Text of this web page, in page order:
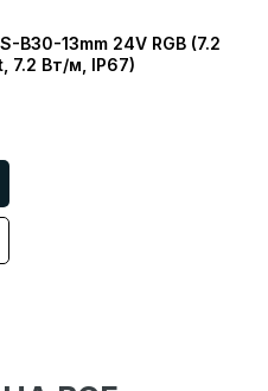
B30-13mm 24V RGB (7.2
7.2 Вт/м, IP67)